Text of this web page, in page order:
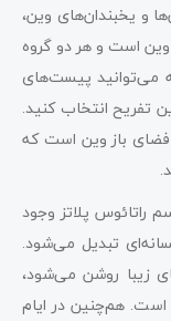
و یخبندان‌های وین،
است و هر دو گروه
می‌توانید پیست‌های
تفریح انتخاب کنید.
باز وین است که
راتائوس پلاتز وجود
تبدیل می‌شود.
زیبا روشن می‌شود،
هم‌چنین در ایام